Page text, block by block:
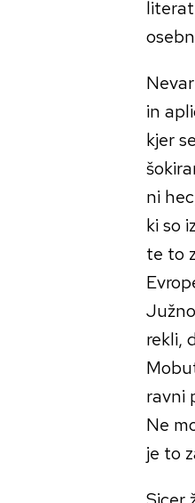
in
kjer
ni
ki so
te to
rekli,
ravni
Ne
je to